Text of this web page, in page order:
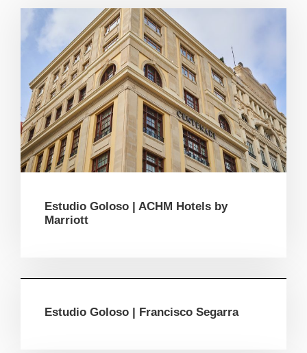
Estudio Goloso | ACHM Hotels by
Marriott
Estudio Goloso | Francisco Segarra